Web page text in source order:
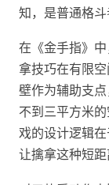
知，是普通格斗
在《金手指》
拿技巧在有限
壁作为辅助支
不到三平方米
戏的设计逻辑
让擒拿这种短距